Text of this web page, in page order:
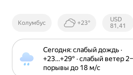
Колумбус +23°
РФ
USD
81,41
Сегодня: слабый дождь ·
+23⁠…⁠+29⁠° · слабый ветер
порывы до 18 м⁠/⁠с